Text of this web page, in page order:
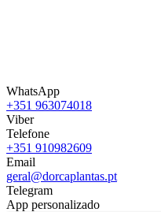
WhatsApp
+351 963074018
Viber
Telefone
+351 910982609
Email
geral@dorcaplantas.pt
Telegram
App personalizado